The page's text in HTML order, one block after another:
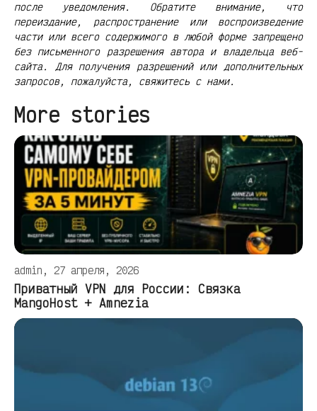
после уведомления. Обратите внимание, что
переиздание, распространение или воспроизведение
части или всего содержимого в любой форме запрещено
без письменного разрешения автора и владельца веб-
сайта. Для получения разрешений или дополнительных
запросов, пожалуйста, свяжитесь с нами.
More stories
admin, 27 апреля, 2026
Приватный VPN для России: Связка
MangoHost + Amnezia